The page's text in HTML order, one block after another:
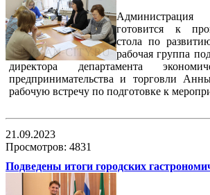
готовится к
стола по
рабочая группа
директора департамента
предпринимательства и торговли
рабочую встречу по подготовке к
21.09.2023
Просмотров: 4831
Подведены итоги городских